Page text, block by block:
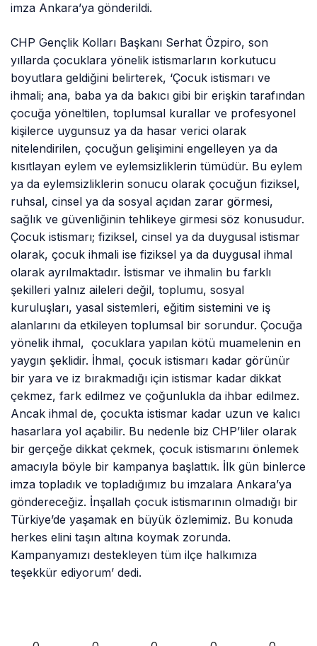
imza Ankara’ya gönderildi.
CHP Gençlik Kolları Başkanı Serhat Özpiro, son
yıllarda çocuklara yönelik istismarların korkutucu
boyutlara geldiğini belirterek, ‘Çocuk istismarı ve
ihmali; ana, baba ya da bakıcı gibi bir erişkin tarafından
çocuğa yöneltilen, toplumsal kurallar ve profesyonel
kişilerce uygunsuz ya da hasar verici olarak
nitelendirilen, çocuğun gelişimini engelleyen ya da
kısıtlayan eylem ve eylemsizliklerin tümüdür. Bu eylem
ya da eylemsizliklerin sonucu olarak çocuğun fiziksel,
ruhsal, cinsel ya da sosyal açıdan zarar görmesi,
sağlık ve güvenliğinin tehlikeye girmesi söz konusudur.
Çocuk istismarı; fiziksel, cinsel ya da duygusal istismar
olarak, çocuk ihmali ise fiziksel ya da duygusal ihmal
olarak ayrılmaktadır. İstismar ve ihmalin bu farklı
şekilleri yalnız aileleri değil, toplumu, sosyal
kuruluşları, yasal sistemleri, eğitim sistemini ve iş
alanlarını da etkileyen toplumsal bir sorundur. Çocuğa
yönelik ihmal, çocuklara yapılan kötü muamelenin en
yaygın şeklidir. İhmal, çocuk istismarı kadar görünür
bir yara ve iz bırakmadığı için istismar kadar dikkat
çekmez, fark edilmez ve çoğunlukla da ihbar edilmez.
Ancak ihmal de, çocukta istismar kadar uzun ve kalıcı
hasarlara yol açabilir. Bu nedenle biz CHP’liler olarak
bir gerçeğe dikkat çekmek, çocuk istismarını önlemek
amacıyla böyle bir kampanya başlattık. İlk gün binlerce
imza topladık ve topladığımız bu imzalara Ankara’ya
göndereceğiz. İnşallah çocuk istismarının olmadığı bir
Türkiye’de yaşamak en büyük özlemimiz. Bu konuda
herkes elini taşın altına koymak zorunda.
Kampanyamızı destekleyen tüm ilçe halkımıza
teşekkür ediyorum’ dedi.